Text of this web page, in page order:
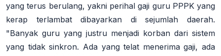
yang terus berulang, yakni perihal gaji guru PPPK yang
kerap terlambat dibayarkan di sejumlah daerah.
"Banyak guru yang justru menjadi korban dari sistem
yang tidak sinkron. Ada yang telat menerima gaji, ada